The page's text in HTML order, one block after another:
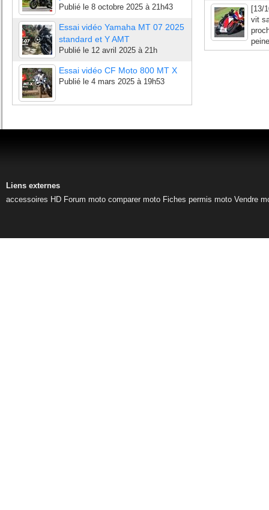
Publié le 8 octobre 2025 à 21h43
Essai vidéo Yamaha MT 07 2025
standard et Y AMT
Publié le 12 avril 2025 à 21h
Essai vidéo CF Moto 800 MT X
Publié le 4 mars 2025 à 19h53
[13/
vit
Liens externes
accessoires HD Forum moto comparer moto Fiches permis moto Vendre